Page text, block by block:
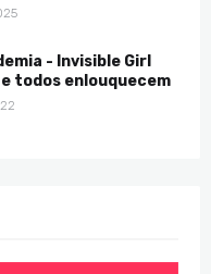
- Invisible Girl
todos enlouquecem